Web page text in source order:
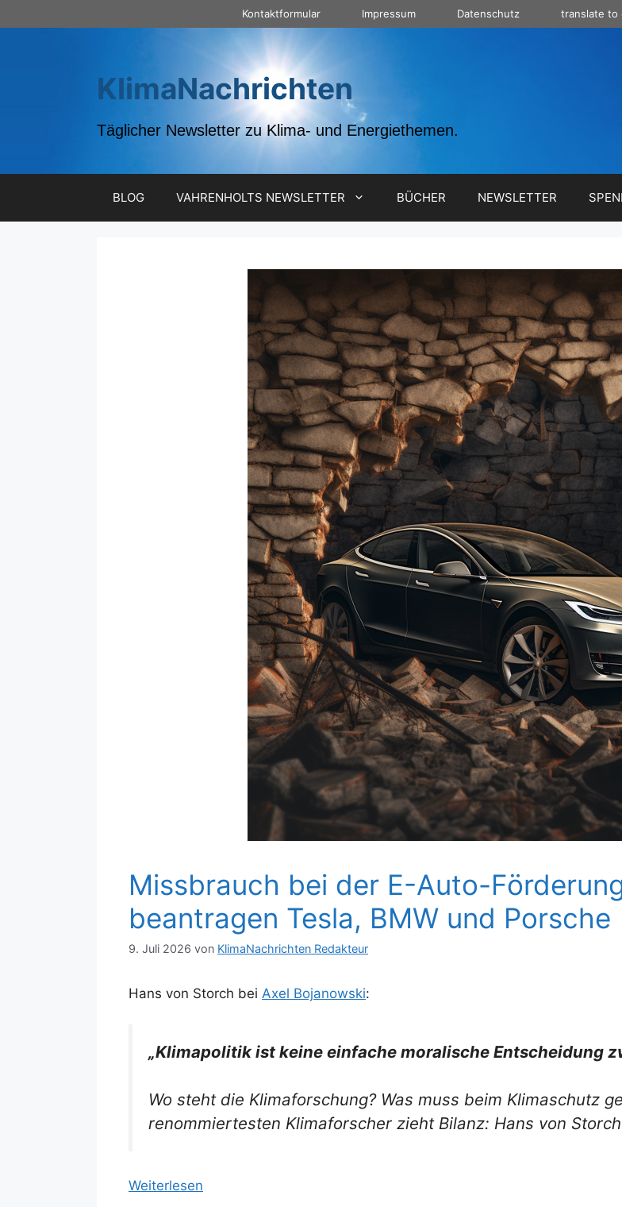
Inhalt
Kontaktformular Impressum Datenschutz translate to
KlimaNachrichten
Täglicher Newsletter zu Klima- und Energiethemen.
BLOG VAHRENHOLTS NEWSLETTER BÜCHER NEWSLETTER
Missbrauch bei der E-Auto-
beantragen Tesla, BMW und Porsche
9. Juli 2026 von KlimaNachrichten Redakteur
Hans von Storch bei Axel Bojanowski:
„Klimapolitik ist keine einfache moralische Entscheidung
Wo steht die Klimaforschung? Was muss beim Klimaschutz
renommiertesten Klimaforscher zieht Bilanz: Hans von Storch
Weiterlesen